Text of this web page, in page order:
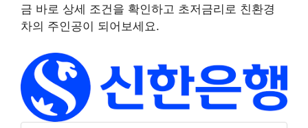
금 바로 상세 조건을 확인하고 초저금리로 친환경
차의 주인공이 되어보세요.